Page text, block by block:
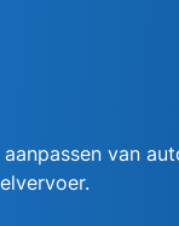
van